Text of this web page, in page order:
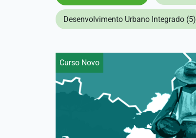
Desenvolvimento Urbano Integrado (5)
Curso Novo